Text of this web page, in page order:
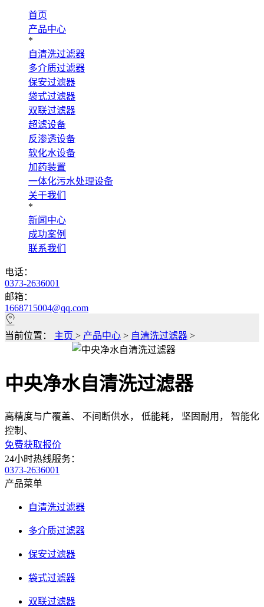
首页
产品中心
*
自清洗过滤器
多介质过滤器
保安过滤器
袋式过滤器
双联过滤器
超滤设备
反渗透设备
软化水设备
加药装置
一体化污水处理设备
关于我们
*
新闻中心
成功案例
联系我们
电话：
0373-2636001
邮箱：
1668715004@qq.com
当前位置： 主页 > 产品中心 > 自清洗过滤器 >
中央净水自清洗过滤器
高精度与广覆盖、 不间断供水， 低能耗， 坚固耐用， 智能化
控制、
免费获取报价
24小时热线服务：
0373-2636001
产品菜单
自清洗过滤器
多介质过滤器
保安过滤器
袋式过滤器
双联过滤器